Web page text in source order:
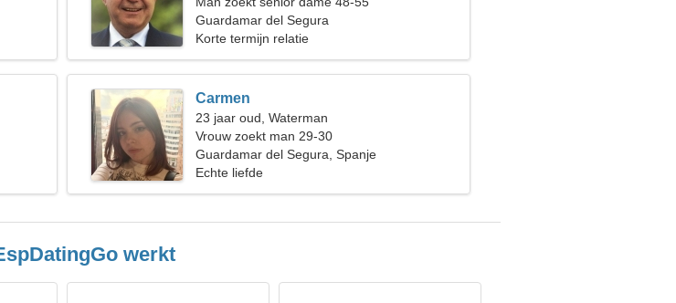
Guardamar del Segura
Korte termijn relatie
Carmen
23 jaar oud, Waterman
Vrouw zoekt man 29-30
Guardamar del Segura, Spanje
Echte liefde
werkt